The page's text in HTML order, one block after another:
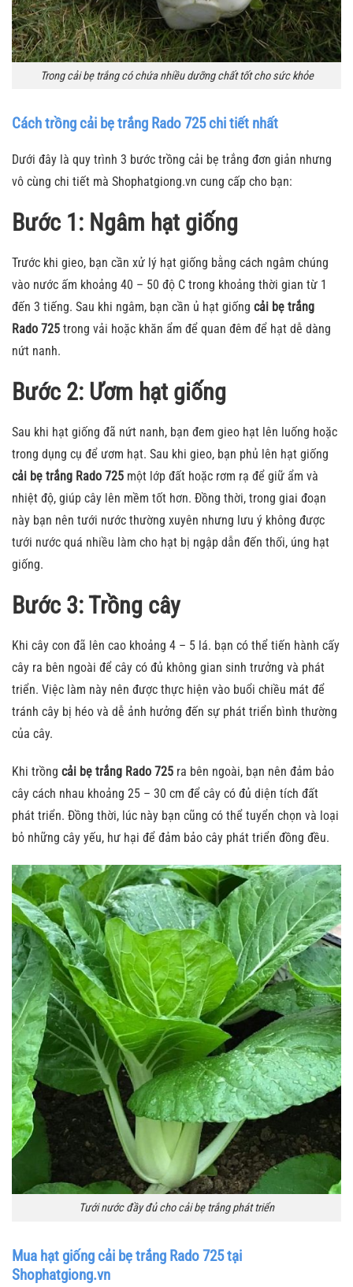
Trong cải bẹ trắng có chứa nhiều dưỡng chất tốt cho sức khỏe
Cách trồng cải bẹ trắng Rado 725 chi tiết nhất
Dưới đây là quy trình 3 bước trồng cải bẹ trắng đơn giản nhưng
vô cùng chi tiết mà Shophatgiong.vn cung cấp cho bạn:
Bước 1: Ngâm hạt giống
Trước khi gieo, bạn cần xử lý hạt giống bằng cách ngâm chúng
vào nước ấm khoảng 40 – 50 độ C trong khoảng thời gian từ 1
đến 3 tiếng. Sau khi ngâm, bạn cần ủ hạt giống cải bẹ trắng
Rado 725 trong vải hoặc khăn ẩm để quan đêm để hạt dễ dàng
nứt nanh.
Bước 2: Ươm hạt giống
Sau khi hạt giống đã nứt nanh, bạn đem gieo hạt lên luống hoặc
trong dụng cụ để ươm hạt. Sau khi gieo, bạn phủ lên hạt giống
cải bẹ trắng Rado 725 một lớp đất hoặc rơm rạ để giữ ẩm và
nhiệt độ, giúp cây lên mềm tốt hơn. Đồng thời, trong giai đoạn
này bạn nên tưới nước thường xuyên nhưng lưu ý không được
tưới nước quá nhiều làm cho hạt bị ngập dẫn đến thối, úng hạt
giống.
Bước 3: Trồng cây
Khi cây con đã lên cao khoảng 4 – 5 lá. bạn có thể tiến hành cấy
cây ra bên ngoài để cây có đủ không gian sinh trưởng và phát
triển. Việc làm này nên được thực hiện vào buổi chiều mát để
tránh cây bị héo và dễ ảnh hưởng đến sự phát triển bình thường
của cây.
Khi trồng cải bẹ trắng Rado 725 ra bên ngoài, bạn nên đảm bảo
cây cách nhau khoảng 25 – 30 cm để cây có đủ diện tích đất
phát triển. Đồng thời, lúc này bạn cũng có thể tuyển chọn và loại
bỏ những cây yếu, hư hại để đảm bảo cây phát triển đồng đều.
Tưới nước đầy đủ cho cải bẹ trắng phát triển
Mua hạt giống cải bẹ trắng Rado 725 tại
Shophatgiong.vn